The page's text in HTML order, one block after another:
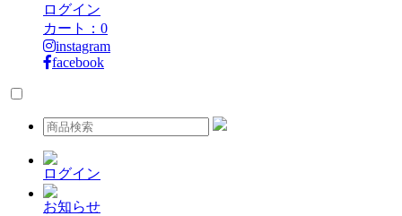
ログイン
カート： 0
instagram
facebook
ログイン
お知らせ